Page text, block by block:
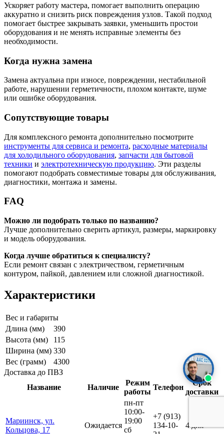
Ускоряет работу мастера, помогает выполнить операцию
аккуратно и снизить риск повреждения узлов. Такой подход
помогает быстрее закрывать заявки, уменьшить простои
оборудования и не менять исправные элементы без
необходимости.
Когда нужна замена
Замена актуальна при износе, повреждении, нестабильной
работе, нарушении герметичности, плохом контакте, шуме
или ошибке оборудования.
Сопутствующие товары
Для комплексного ремонта дополнительно посмотрите
инструменты для сервиса и ремонта, расходные материалы
для холодильного оборудования, запчасти для бытовой
техники и электротехническую продукцию. Эти разделы
помогают подобрать совместимые товары для обслуживания,
диагностики, монтажа и замены.
FAQ
Можно ли подобрать только по названию?
Лучше дополнительно сверить артикул, размеры, маркировку
и модель оборудования.
Когда лучше обратиться к специалисту?
Если ремонт связан с электричеством, герметичным
контуром, пайкой, давлением или сложной диагностикой.
Характеристики
Вес и габариты
Длина (мм)
390
Высота (мм)
115
Ширина (мм) 330
Вес (грамм)
4300
Доставка до ПВЗ
Название
Наличие
Режим
работы
Телефон
Срок
доставки
Мариинск, ул.
Кольцова, 17
Ожидается
пн-пт
10:00-
19:00
сб
+7 (913)
134-10-
4 дня